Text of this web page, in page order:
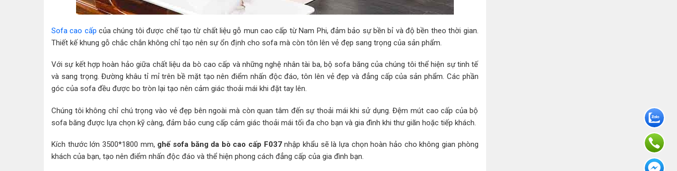
Sofa cao cấpcủa chúng tôi được chế tạo từ chất liệu gỗ mun cao cấp từ Nam Phi, đảm bảo sự bền bỉ và độ bền theo thời gian.
Thiết kế khung gỗ chắc chắn không chỉ tạo nên sự ổn định cho sofa mà còn tôn lên vẻ đẹp sang trọng của sản phẩm.
Với sự kết hợp hoàn hảo giữa chất liệu da bò cao cấp và những nghệ nhân tài ba, bộ sofa băng của chúng tôi thể hiện sự tinh tế
và sang trọng. Đường khâu tỉ mỉ trên bề mặt tạo nên điểm nhấn độc đáo, tôn lên vẻ đẹp và đẳng cấp của sản phẩm. Các phần
góc của sofa đều được bo tròn lại tạo nên cảm giác thoải mái khi đặt tay lên.
Chúng tôi không chỉ chú trọng vào vẻ đẹp bên ngoài mà còn quan tâm đến sự thoải mái khi sử dụng. Đệm mút cao cấp của bộ
sofa băng được lựa chọn kỹ càng, đảm bảo cung cấp cảm giác thoải mái tối đa cho bạn và gia đình khi thư giãn hoặc tiếp khách.
Kích thước lớn 3500*1800 mm, ghế sofa băng da bò cao cấp F037nhập khẩu sẽ là lựa chọn hoàn hảo cho không gian phòng
khách của bạn, tạo nên điểm nhấn độc đáo và thể hiện phong cách đẳng cấp của gia đình bạn.